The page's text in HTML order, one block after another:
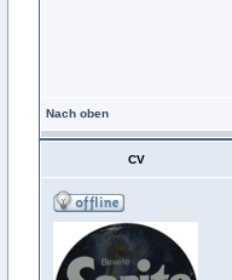
Nach oben
CV